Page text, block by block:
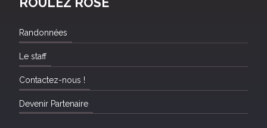
Randonnées
Le staff
Contactez-nous !
Devenir Partenaire